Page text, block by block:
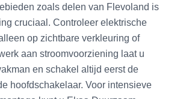
zoals delen van Flevoland is
cruciaal. Controleer elektrische
op zichtbare verkleuring of
aan stroomvoorziening laat u
en schakel altijd eerst de
hoofdschakelaar. Voor intensieve